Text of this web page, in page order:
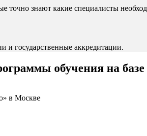
точно знают какие специалисты
государственные аккредитации.
обучения на базе
в Москве